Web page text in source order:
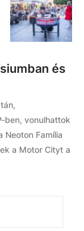
és
ben, vonulhattok
Neoton Família
a Motor Cityt a